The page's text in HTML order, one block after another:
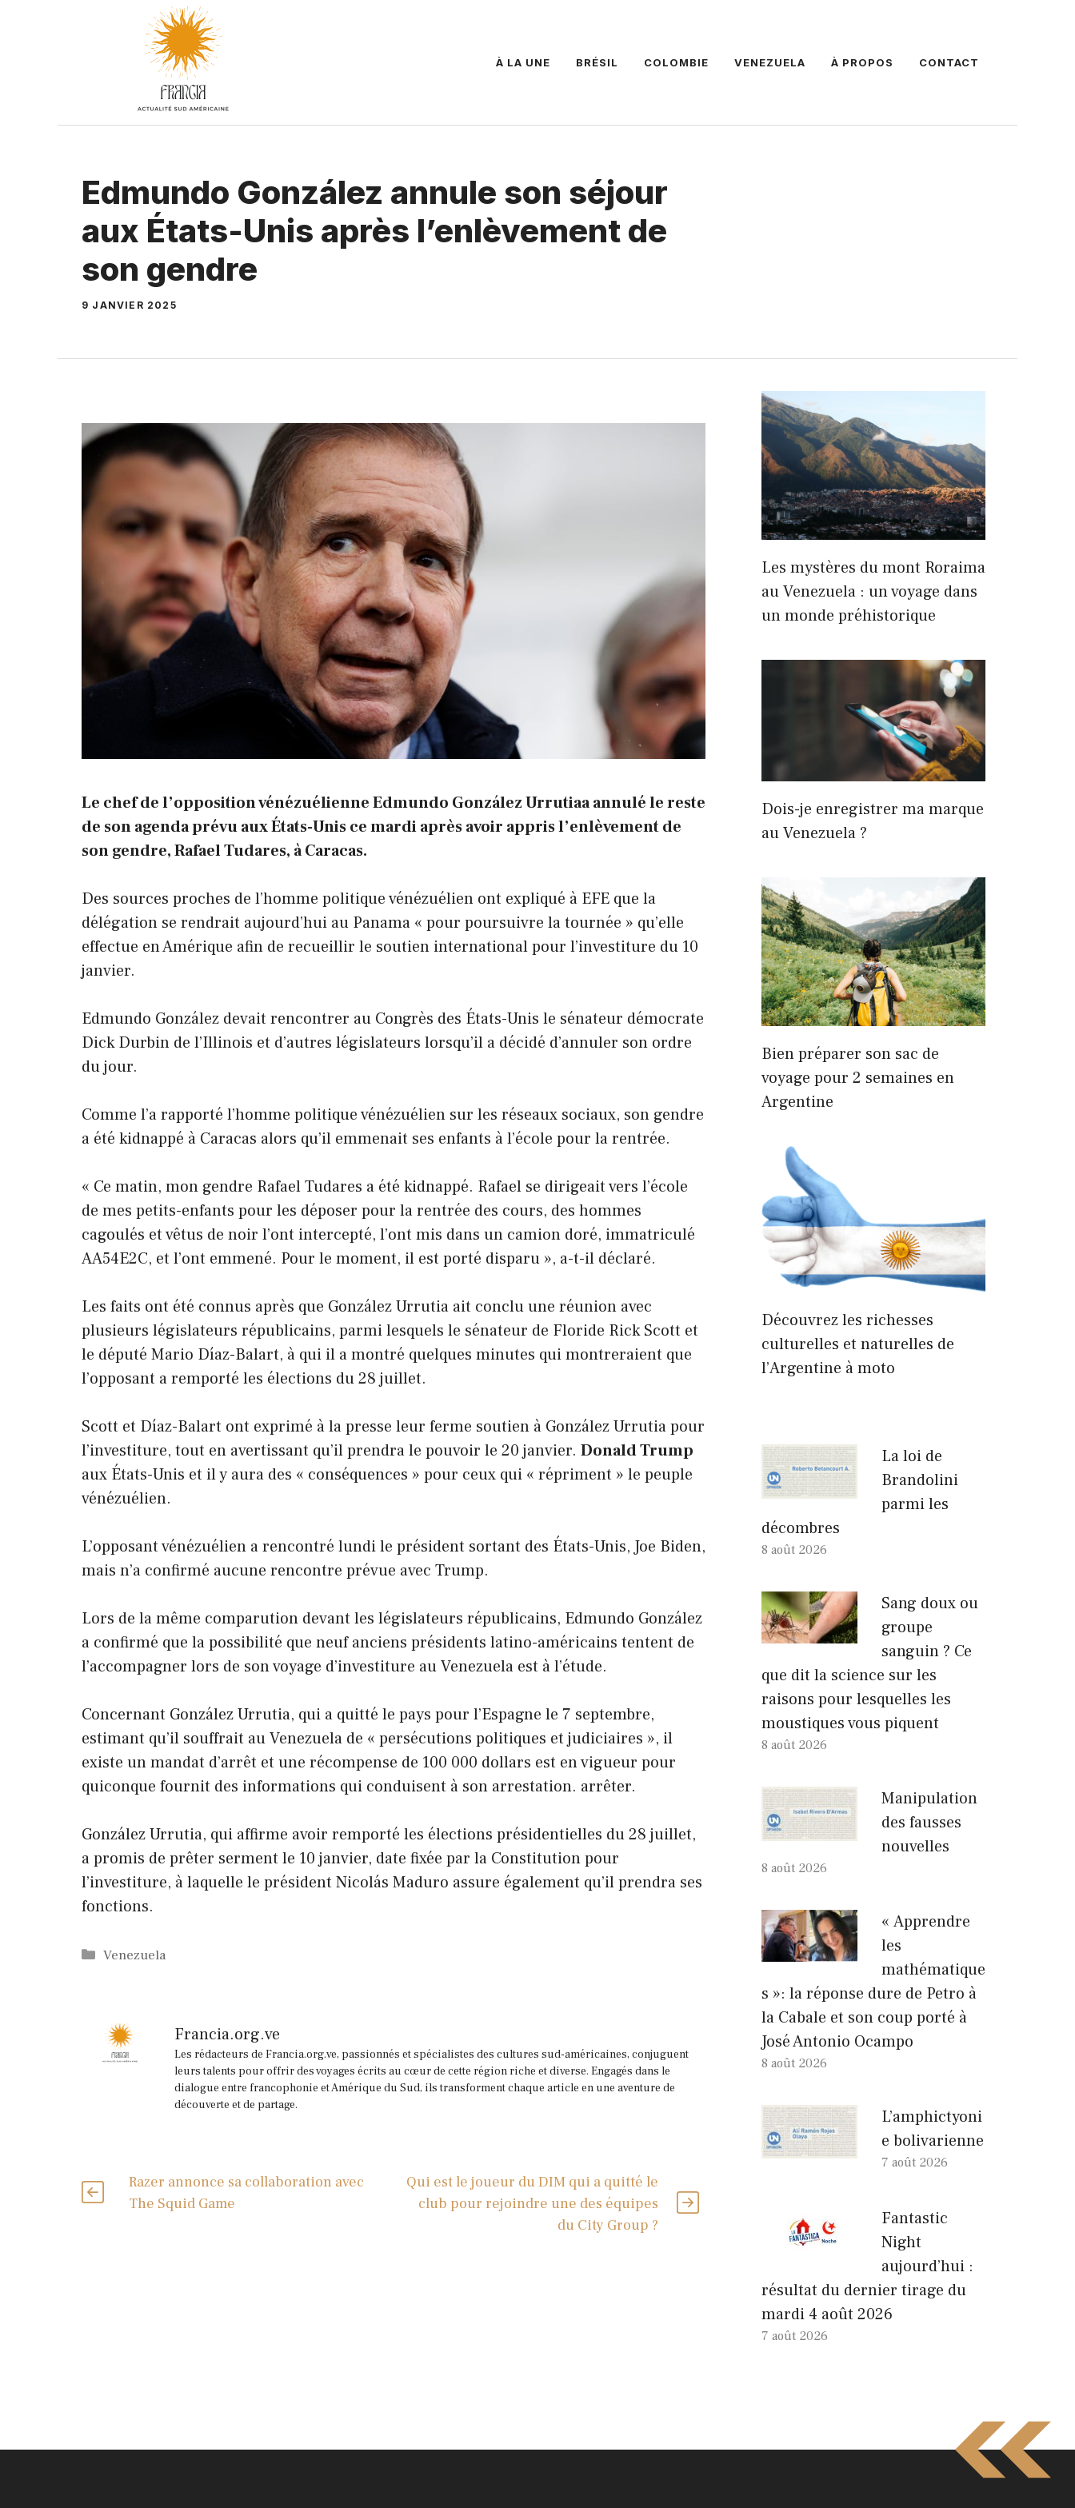
À LA UNE BRÉSIL COLOMBIE VENEZUELA À PROPOS CONTACT
Edmundo González annule son séjour
aux États-Unis après l’enlèvement de
son gendre
9 JANVIER 2025
Le chef de l’opposition vénézuélienneEdmundo González Urrutiaa annulé le reste
de son agenda prévu aux États-Unis ce mardi après avoir appris l’enlèvement de
son gendre, Rafael Tudares, à Caracas.
Des sources proches de l’homme politique vénézuélien ont expliqué à EFE que la
délégation se rendrait aujourd’hui au Panama « pour poursuivre la tournée » qu’elle
effectue en Amérique afin de recueillir le soutien international pour l’investiture du 10
janvier.
Edmundo González devait rencontrer au Congrès des États-Unis le sénateur démocrate
Dick Durbin de l’Illinois et d’autres législateurs lorsqu’il a décidé d’annuler son ordre
du jour.
Comme l’a rapporté l’homme politique vénézuélien sur les réseaux sociaux, son gendre
a été kidnappé à Caracas alors qu’il emmenait ses enfants à l’école pour la rentrée.
« Ce matin, mon gendre Rafael Tudares a été kidnappé. Rafael se dirigeait vers l’école
de mes petits-enfants pour les déposer pour la rentrée des cours, des hommes
cagoulés et vêtus de noir l’ont intercepté, l’ont mis dans un camion doré, immatriculé
AA54E2C, et l’ont emmené. Pour le moment, il est porté disparu », a-t-il déclaré.
Les faits ont été connus après que González Urrutia ait conclu une réunion avec
plusieurs législateurs républicains, parmi lesquels le sénateur de Floride Rick Scott et
le député Mario Díaz-Balart, à qui il a montré quelques minutes qui montreraient que
l’opposant a remporté les élections du 28 juillet.
Scott et Díaz-Balart ont exprimé à la presse leur ferme soutien à González Urrutia pour
l’investiture, tout en avertissant qu’il prendra le pouvoir le 20 janvier. Donald Trump
aux États-Unis et il y aura des « conséquences » pour ceux qui « répriment » le peuple
vénézuélien.
L’opposant vénézuélien a rencontré lundi le président sortant des États-Unis, Joe Biden,
mais n’a confirmé aucune rencontre prévue avec Trump.
Lors de la même comparution devant les législateurs républicains, Edmundo González
a confirmé que la possibilité que neuf anciens présidents latino-américains tentent de
l’accompagner lors de son voyage d’investiture au Venezuela est à l’étude.
Concernant González Urrutia, qui a quitté le pays pour l’Espagne le 7 septembre,
estimant qu’il souffrait au Venezuela de « persécutions politiques et judiciaires », il
existe un mandat d’arrêt et une récompense de 100 000 dollars est en vigueur pour
quiconque fournit des informations qui conduisent à son arrestation. arrêter.
González Urrutia, qui affirme avoir remporté les élections présidentielles du 28 juillet,
a promis de prêter serment le 10 janvier, date fixée par la Constitution pour
l’investiture, à laquelle le président Nicolás Maduro assure également qu’il prendra ses
fonctions.
Catégories
Venezuela
Francia.org.ve
Les rédacteurs de Francia.org.ve, passionnés et spécialistes des cultures sud-américaines, conjuguent
leurs talents pour offrir des voyages écrits au cœur de cette région riche et diverse. Engagés dans le
dialogue entre francophonie et Amérique du Sud, ils transforment chaque article en une aventure de
découverte et de partage.
Razer annonce sa collaboration avec
The Squid Game
Qui est le joueur du DIM qui a quitté le
club pour rejoindre une des équipes
du City Group ?
Les mystères du mont Roraima
au Venezuela : un voyage dans
un monde préhistorique
Dois-je enregistrer ma marque
au Venezuela ?
Bien préparer son sac de
voyage pour 2 semaines en
Argentine
Découvrez les richesses
culturelles et naturelles de
l’Argentine à moto
La loi de
Brandolini
parmi les
décombres
8 août 2026
Sang doux ou
groupe
sanguin ? Ce
que dit la science sur les
raisons pour lesquelles les
moustiques vous piquent
8 août 2026
Manipulation
des fausses
nouvelles
8 août 2026
« Apprendre
les
mathématique
s »: la réponse dure de Petro à
la Cabale et son coup porté à
José Antonio Ocampo
8 août 2026
L’amphictyoni
e bolivarienne
7 août 2026
Fantastic
Night
aujourd’hui :
résultat du dernier tirage du
mardi 4 août 2026
7 août 2026